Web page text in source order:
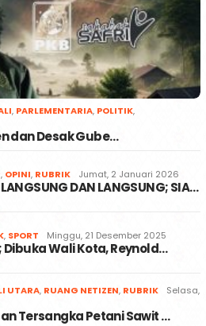
, PARLEMENTARIA, POLITIK,
dan Desak Gube…
, OPINI, RUBRIK Jumat, 2 Januari 2026
DAN LANGSUNG; SIA…
, SPORT Minggu, 21 Desember 2025
Wali Kota, Reynold…
UTARA, RUANG NETIZEN, RUBRIK
Selasa,
Tersangka Petani Sawit …